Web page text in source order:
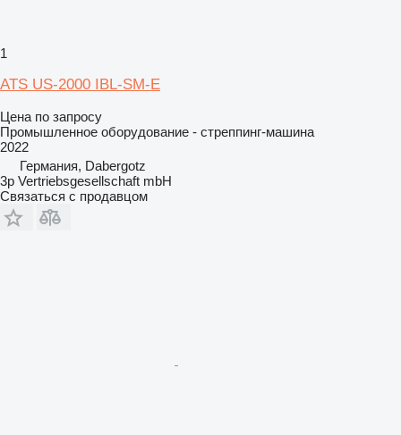
1
ATS US-2000 IBL-SM-E
Цена по запросу
Промышленное оборудование - стреппинг-машина
2022
Германия, Dabergotz
3p Vertriebsgesellschaft mbH
Связаться с продавцом